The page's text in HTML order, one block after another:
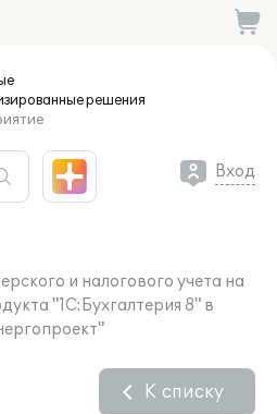
решения
Вход
и налогового учета на
"1C:Бухгалтерия 8" в
К списку